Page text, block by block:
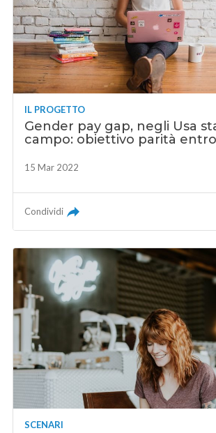
IL PROGETTO
Gender pay gap, negli Usa
campo: obiettivo parità
15 Mar 2022
Condividi
SCENARI